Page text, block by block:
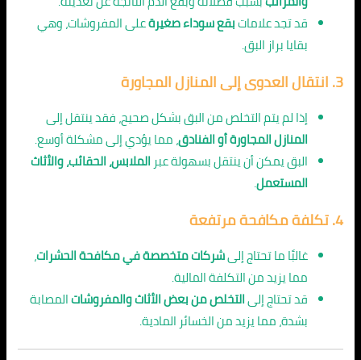
قد تجد علاماتبقع سوداء صغيرةعلى المفروشات، وهي
بقايا براز البق.
3. انتقال العدوى إلى المنازل المجاورة
إذا لم يتم التخلص من البق بشكل صحيح، فقد ينتقل إلى
المنازل المجاورة أو الفنادق، مما يؤدي إلى مشكلة أوسع.
البق يمكن أن ينتقل بسهولة عبر الملابس، الحقائب، والأثاث
المستعمل.
4. تكلفة مكافحة مرتفعة
غالبًا ما تحتاج إلىشركات متخصصة في مكافحة الحشرات،
مما يزيد من التكلفة المالية.
قد تحتاج إلىالتخلص من بعض الأثاث والمفروشاتالمصابة
بشدة، مما يزيد من الخسائر المادية.